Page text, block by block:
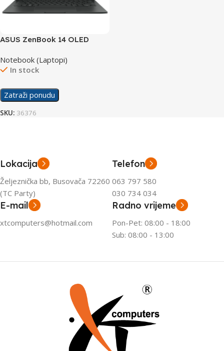
ASUS ZenBook 14 OLED
Notebook (Laptopi)
In stock
Zatraži ponudu
SKU: 36376
Lokacija
Željeznička bb, Busovača 72260
(TC Party)
Telefon
063 797 580
030 734 034
E-mail
xtcomputers@hotmail.com
Radno vrijeme
Pon-Pet: 08:00 - 18:00
Sub: 08:00 - 13:00